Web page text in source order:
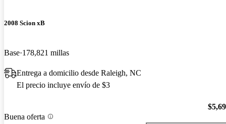
2008 Scion xB
Base 178,821 millas
Entrega a domicilio desde Raleigh, NC
El precio incluye envío de $3
Buena oferta